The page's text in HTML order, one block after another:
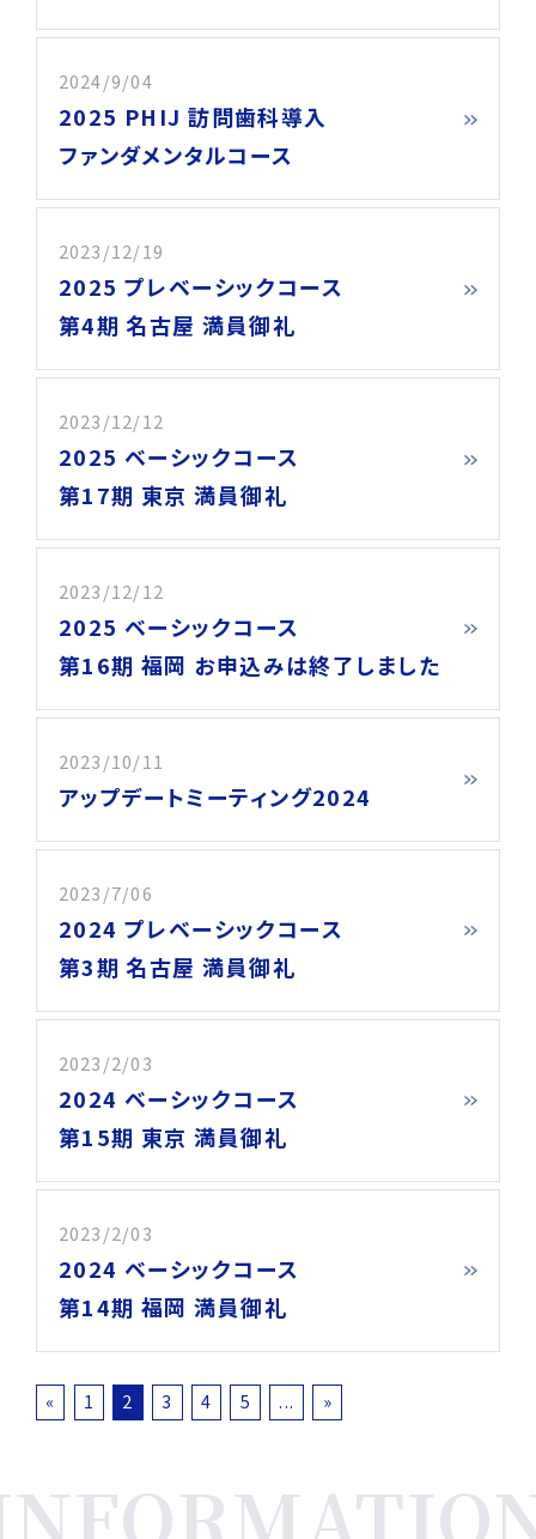
2024/9/04
2025 PHIJ 訪問歯科導入
ファンダメンタルコース
2023/12/19
2025 プレベーシックコース
第4期 名古屋 満員御礼
2023/12/12
2025 ベーシックコース
第17期 東京 満員御礼
2023/12/12
2025 ベーシックコース
第16期 福岡 お申込みは終了しました
2023/10/11
アップデートミーティング2024
2023/7/06
2024 プレベーシックコース
第3期 名古屋 満員御礼
2023/2/03
2024 ベーシックコース
第15期 東京 満員御礼
2023/2/03
2024 ベーシックコース
第14期 福岡 満員御礼
« 1 2 3 4 5 ... »